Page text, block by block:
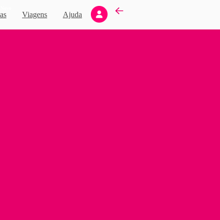
Viagens Ajuda